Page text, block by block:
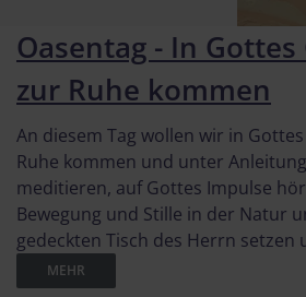
Oasentag - In
zur Ruhe kommen
An diesem Tag wollen wir in
Ruhe kommen und unter
meditieren, auf Gottes Impulse
Bewegung und Stille in der Natur
gedeckten Tisch des Herrn setzen
MEHR